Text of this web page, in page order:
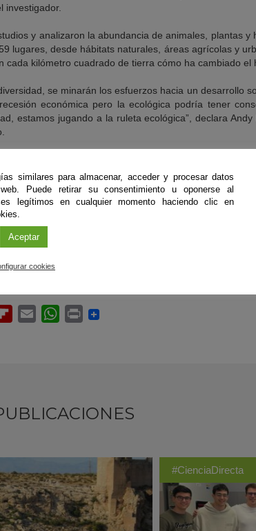
investigador.
y analizaron la abundancia de animales, plantas y
lugares, desde hábitats naturales, áreas agrícolas y
kilómetro cuadrado de tierra cómo ha cambiado el
se minarán los esfuerzos hacia un desarrollo
económica pero la ecológica podría tener
estamos jugando a la ruleta ecológica”, declara Andy
algunas zonas del hábitat natural y preservando
los humanos”, concluye.
beyond the planetary boundary? A global
#CienciaDirecta
similares para almacenar, acceder y procesar datos
Puede retirar su consentimiento u oponerse al
legítimos en cualquier momento haciendo clic en
Aceptar
cookies